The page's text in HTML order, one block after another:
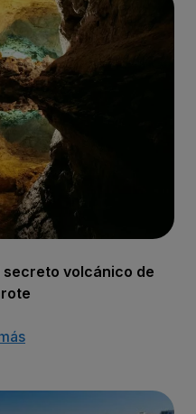
secreto volcánico de